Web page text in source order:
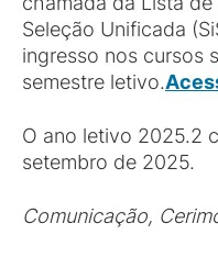
Seleção Unificada
ingresso nos cursos
semestre letivo.
O ano letivo 2025.2
setembro de 2025.
Comunicação,